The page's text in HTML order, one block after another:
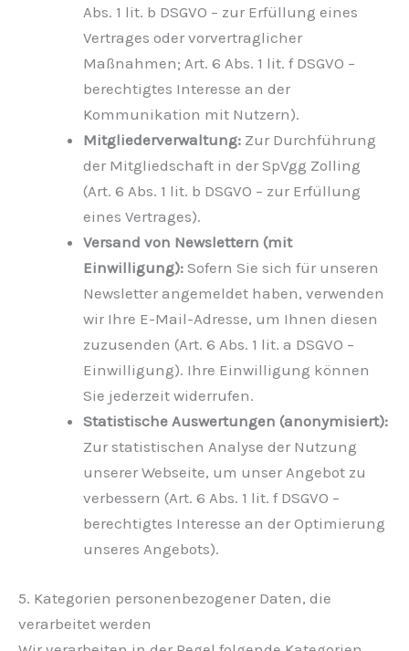
Abs. 1 lit. b DSGVO – zur Erfüllung eines
Vertrages oder vorvertraglicher
Maßnahmen; Art. 6 Abs. 1 lit. f DSGVO –
berechtigtes Interesse an der
Kommunikation mit Nutzern).
Mitgliederverwaltung: Zur Durchführung
der Mitgliedschaft in der SpVgg Zolling
(Art. 6 Abs. 1 lit. b DSGVO – zur Erfüllung
eines Vertrages).
Versand von Newslettern (mit
Einwilligung): Sofern Sie sich für unseren
Newsletter angemeldet haben, verwenden
wir Ihre E-Mail-Adresse, um Ihnen diesen
zuzusenden (Art. 6 Abs. 1 lit. a DSGVO –
Einwilligung). Ihre Einwilligung können
Sie jederzeit widerrufen.
Statistische Auswertungen (anonymisiert):
Zur statistischen Analyse der Nutzung
unserer Webseite, um unser Angebot zu
verbessern (Art. 6 Abs. 1 lit. f DSGVO –
berechtigtes Interesse an der Optimierung
unseres Angebots).
5. Kategorien personenbezogener Daten, die
verarbeitet werden